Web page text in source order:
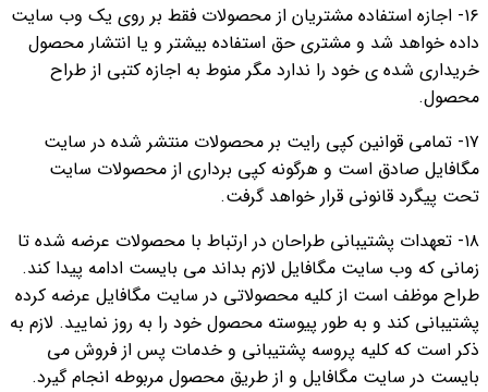
۱۶- اجازه استفاده مشتریان از محصولات فقط بر روی یک وب سایت
داده خواهد شد و مشتری حق استفاده بیشتر و یا انتشار محصول
خریداری شده ی خود را ندارد مگر منوط به اجازه کتبی از طراح
محصول.
۱۷- تمامی قوانین کپی رایت بر محصولات منتشر شده در سایت
مگافایل صادق است و هرگونه کپی برداری از محصولات سایت
تحت پیگرد قانونی قرار خواهد گرفت.
۱۸- تعهدات پشتیبانی طراحان در ارتباط با محصولات عرضه شده تا
زمانی که وب سایت مگافایل لازم بداند می بایست ادامه پیدا کند.
طراح موظف است از کلیه محصولاتی در سایت مگافایل عرضه کرده
پشتیبانی کند و به طور پیوسته محصول خود را به روز نمایید. لازم به
ذکر است که کلیه پروسه پشتیبانی و خدمات پس از فروش می
بایست در سایت مگافایل و از طریق محصول مربوطه انجام گیرد.